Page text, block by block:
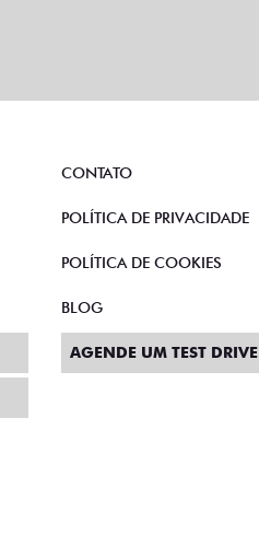
CONTATO
POLÍTICA DE PRIVACIDADE
POLÍTICA DE COOKIES
BLOG
AGENDE UM TEST DRIVE